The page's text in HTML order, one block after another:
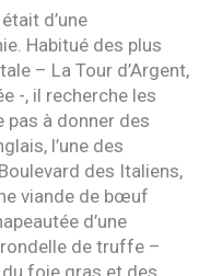
d’une
Habitué des plus
– La Tour d’Argent,
-, il recherche les
pas à donner des
l’une des
des Italiens,
viande de bœuf
d’une
de truffe –